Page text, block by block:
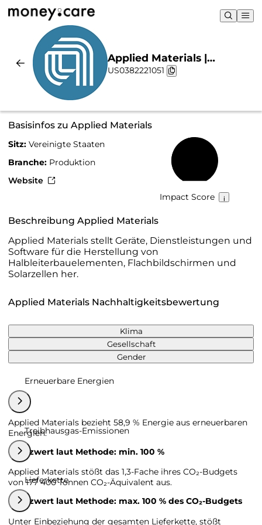
Applied Materials |
Nachhaltigkeit & Chart
US0382221051
Basisinfos zu Applied Materials
Sitz: Vereinigte Staaten
Branche: Produktion
Website
Impact Score
Beschreibung Applied Materials
Applied Materials stellt Geräte, Dienstleistungen und
Software für die Herstellung von
Halbleiterbauelementen, Flachbildschirmen und
Solarzellen her.
Applied Materials Nachhaltigkeitsbewertung
Klima
Gesellschaft
Gender
Erneuerbare Energien
Applied Materials bezieht 58,9 % Energie aus erneuerbaren
Energien.
Grenzwert laut Methode: min. 100 %
Treibhausgas-Emissionen
Applied Materials stößt das 1,3-Fache ihres CO₂-Budgets
von 177 400 Tonnen CO₂-Äquivalent aus.
Grenzwert laut Methode: max. 100 % des CO₂-Budgets
Lieferkette
Unter Einbeziehung der gesamten Lieferkette, stößt